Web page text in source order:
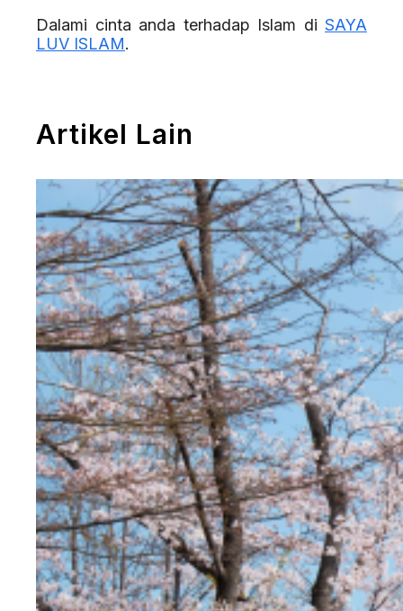
Dalami cinta anda terhadap Islam di SAYA
LUV ISLAM.
Artikel Lain